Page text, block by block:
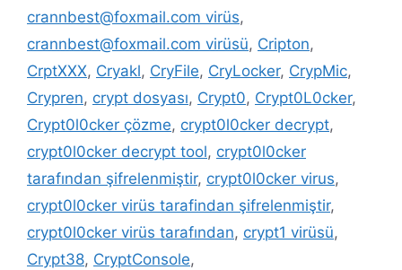
crannbest@foxmail.com virüs,
crannbest@foxmail.com virüsü, Cripton,
CrptXXX, Cryakl, CryFile, CryLocker, CrypMic,
Crypren, crypt dosyası, Crypt0, Crypt0L0cker,
Crypt0l0cker çözme, crypt0l0cker decrypt,
crypt0l0cker decrypt tool, crypt0l0cker
tarafından şifrelenmiştir, crypt0l0cker virus,
crypt0l0cker virüs tarafindan şifrelenmiştir,
crypt0l0cker virüs tarafından, crypt1 virüsü,
Crypt38, CryptConsole,